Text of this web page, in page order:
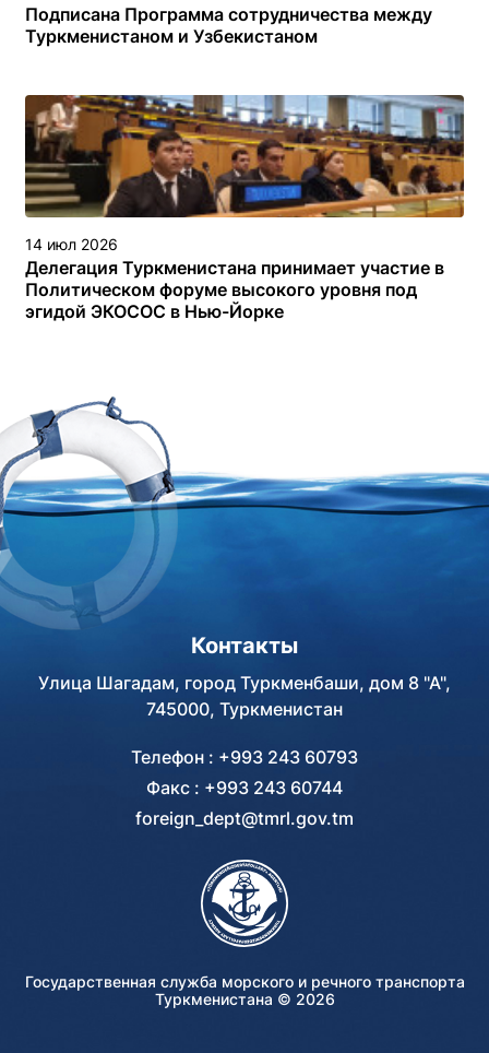
Подписана Программа сотрудничества между
Туркменистаном и Узбекистаном
14 июл 2026
Делегация Туркменистана принимает участие в
Политическом форуме высокого уровня под
эгидой ЭКОСОС в Нью-Йорке
Контакты
Улица Шагадам, город Туркменбаши, дом 8 "А",
745000, Туркменистан
Телефон : +993 243 60793
Факс : +993 243 60744
foreign_dept@tmrl.gov.tm
Государственная служба морского и речного транспорта
Туркменистана © 2026